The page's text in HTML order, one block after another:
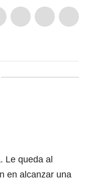
Le queda al
en alcanzar una